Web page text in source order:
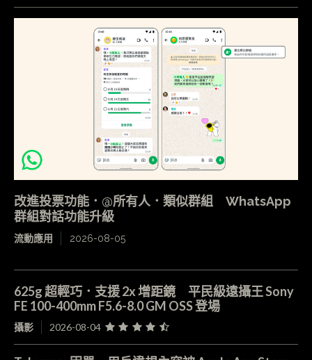
改進投票功能．@所有人．類似群組 WhatsApp
群組對話功能升級
流動應用 2026-08-05
625g 超輕巧．支援 2x 增距鏡 平民級遠攝王 Sony
FE 100-400mm F5.6-8.0 GM OSS 登場
攝影 2026-08-04